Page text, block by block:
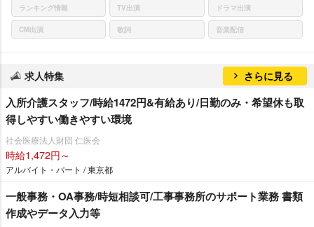
ランキング情報 TV出演 ドラマ出演
CM出演 歌詞 音楽配信
求人特集 さらに見る
入所介護スタッフ/時給1472円&有給あり/日勤のみ・希望休も取
得しやすい働きやすい環境
社会医療法人財団 仁医会
時給1,472円～
アルバイト・パート / 東京都
一般事務・OA事務/時短相談可/工事事務所のサポート業務 書類
作成やデータ入力等